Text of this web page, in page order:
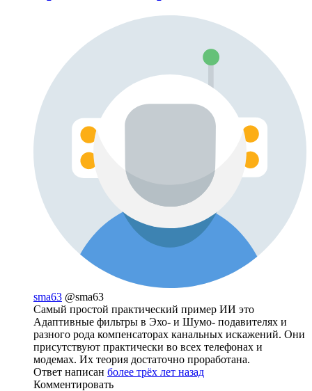
sma63 @sma63
Самый простой практический пример ИИ это
Адаптивные фильтры в Эхо- и Шумо- подавителях и
разного рода компенсаторах канальных искажений. Они
присутствуют практически во всех телефонах и
модемах. Их теория достаточно проработана.
Ответ написан более трёх лет назад
Комментировать